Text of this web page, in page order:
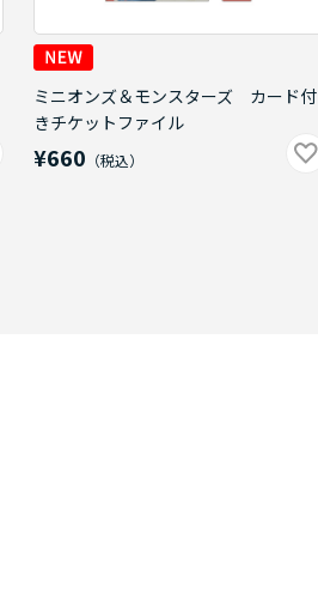
ミニオンズ＆モンスターズ カード付
きチケットファイル
¥660